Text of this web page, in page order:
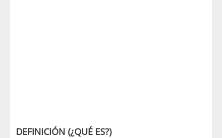
DEFINICIÓN (¿QUÉ ES?)